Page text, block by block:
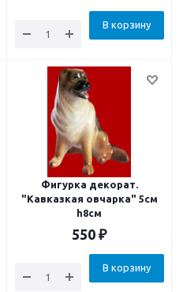
В корзину
Фигурка декорат.
"Кавказкая овчарка" 5см
h8см
550 ₽
В корзину